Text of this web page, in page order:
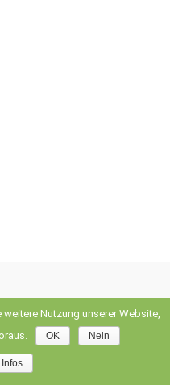
• Powered byWordPress
Nutzung unserer Website,
OK Nein